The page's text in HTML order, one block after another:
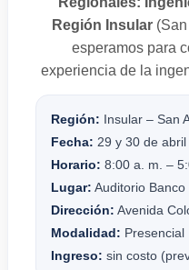
Región Insular
esperamos para
experiencia de la
Región: Insular – San
Fecha: 29 y 30 de
Horario: 8:00 a. m. –
Lugar: Auditorio
Dirección: Avenida
Modalidad: Presencial
Ingreso: sin costo